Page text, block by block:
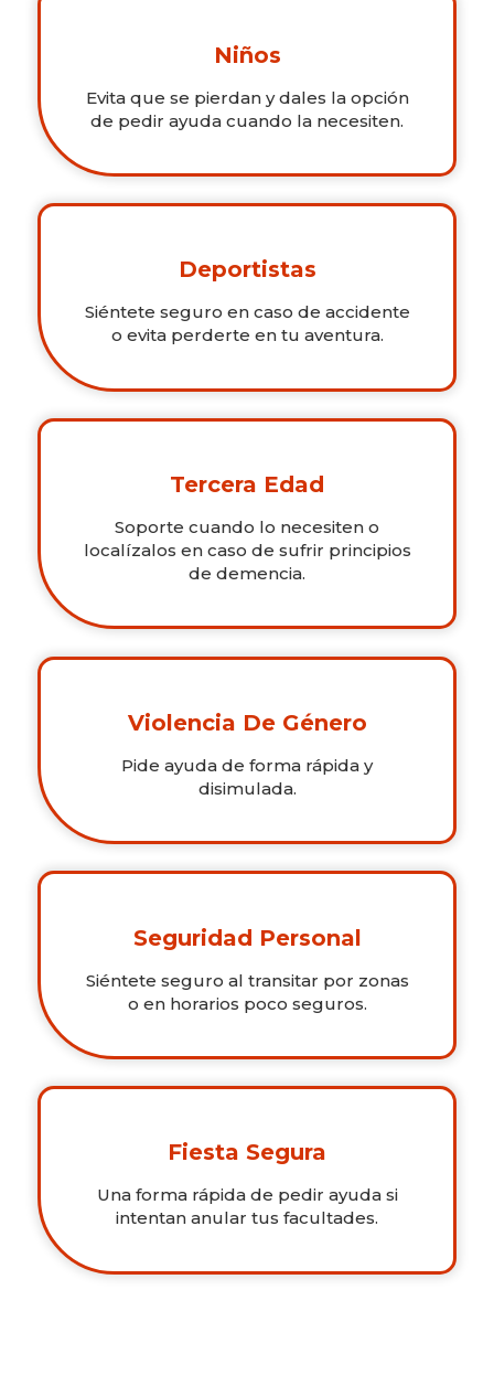
Niños
Evita que se pierdan y dales la opción
de pedir ayuda cuando la necesiten.
Deportistas
Siéntete seguro en caso de accidente
o evita perderte en tu aventura.
Tercera Edad
Soporte cuando lo necesiten o
localízalos en caso de sufrir principios
de demencia.
Violencia De Género
Pide ayuda de forma rápida y
disimulada.
Seguridad Personal
Siéntete seguro al transitar por zonas
o en horarios poco seguros.
Fiesta Segura
Una forma rápida de pedir ayuda si
intentan anular tus facultades.